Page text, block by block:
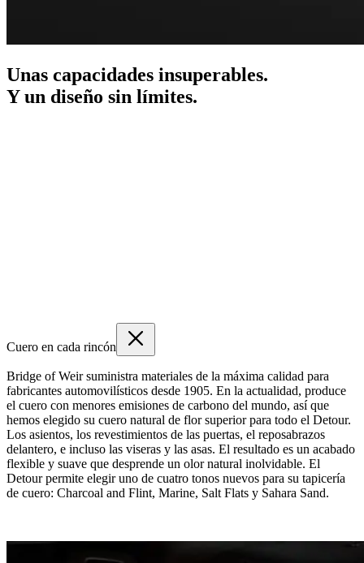
Unas capacidades insuperables.
Y un diseño sin límites.
Cuero en cada rincón
Bridge of Weir suministra materiales de la máxima calidad para
fabricantes automovilísticos desde 1905. En la actualidad, produce
el cuero con menores emisiones de carbono del mundo, así que
hemos elegido su cuero natural de flor superior para todo el Detour.
Los asientos, los revestimientos de las puertas, el reposabrazos
delantero, e incluso las viseras y las asas. El resultado es un acabado
flexible y suave que desprende un olor natural inolvidable. El
Detour permite elegir uno de cuatro tonos nuevos para su tapicería
de cuero: Charcoal and Flint, Marine, Salt Flats y Sahara Sand.